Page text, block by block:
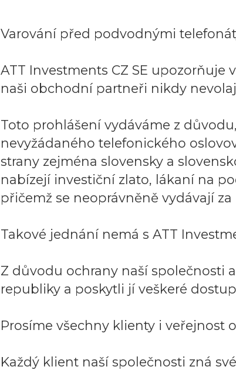
Varování před podvodnými
ATT Investments CZ SE
naši obchodní partneři nikdy
Toto prohlášení vydáváme z
nevyžádaného telefonického
strany zejména slovensky a
nabízejí investiční zlato, lákaní na
přičemž se neoprávněně vydávají
Takové jednání nemá s ATT
Z důvodu ochrany naší společnosti
republiky a poskytli jí veškeré
Prosíme všechny klienty i veřejnost
Každý klient naší společnosti zná